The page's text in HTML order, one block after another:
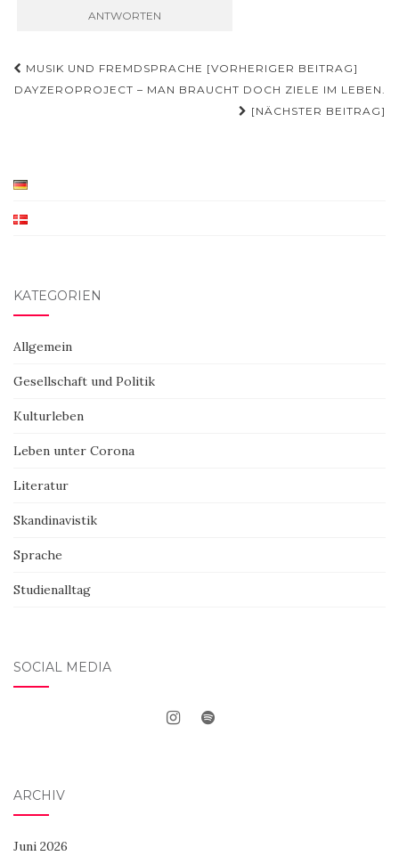
Beitragsnavigation
MUSIK UND FREMDSPRACHE [VORHERIGER BEITRAG]
DAYZEROPROJECT – MAN BRAUCHT DOCH ZIELE IM LEBEN.
[NÄCHSTER BEITRAG]
KATEGORIEN
Allgemein
Gesellschaft und Politik
Kulturleben
Leben unter Corona
Literatur
Skandinavistik
Sprache
Studienalltag
SOCIAL MEDIA
ARCHIV
Juni 2026